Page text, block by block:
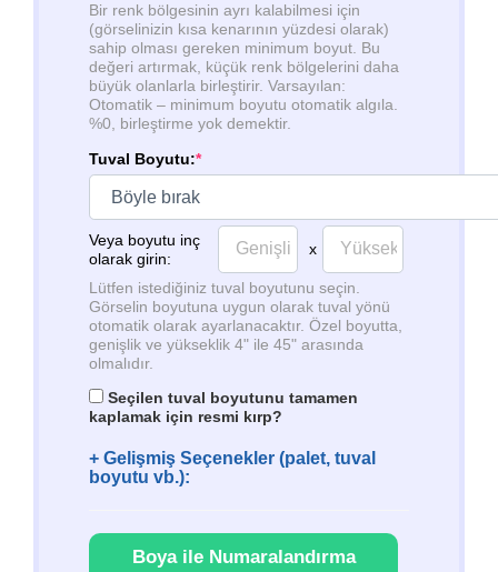
Bir renk bölgesinin ayrı kalabilmesi için
(görselinizin kısa kenarının yüzdesi olarak)
sahip olması gereken minimum boyut. Bu
değeri artırmak, küçük renk bölgelerini daha
büyük olanlarla birleştirir. Varsayılan:
Otomatik – minimum boyutu otomatik algıla.
%0, birleştirme yok demektir.
Tuval Boyutu:*
Veya boyutu inç
olarak girin:
x
Lütfen istediğiniz tuval boyutunu seçin.
Görselin boyutuna uygun olarak tuval yönü
otomatik olarak ayarlanacaktır. Özel boyutta,
genişlik ve yükseklik 4" ile 45" arasında
olmalıdır.
Seçilen tuval boyutunu tamamen
kaplamak için resmi kırp?
+ Gelişmiş Seçenekler (palet, tuval
boyutu vb.):
Boya ile Numaralandırma